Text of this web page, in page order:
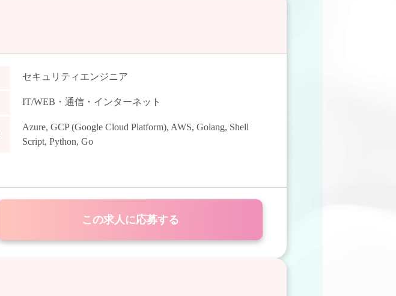
セキュリティエンジニア
IT/WEB・通信・インターネット
Azure, GCP (Google Cloud Platform), AWS, Golang, Shell
Script, Python, Go
この求人に応募する